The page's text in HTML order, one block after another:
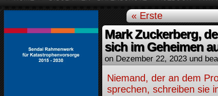
« Erste
Mark Zuckerberg,
sich im Geheimen
on Dezember 22, 2023 und
Niemand, der an dem
sprechen, schreiben sie